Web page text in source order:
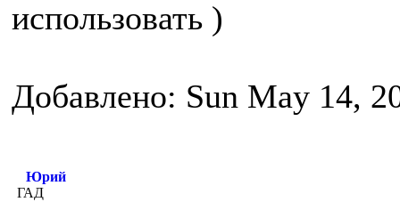
использовать )
Добавлено: Sun May 14,
Юрий
ГАД